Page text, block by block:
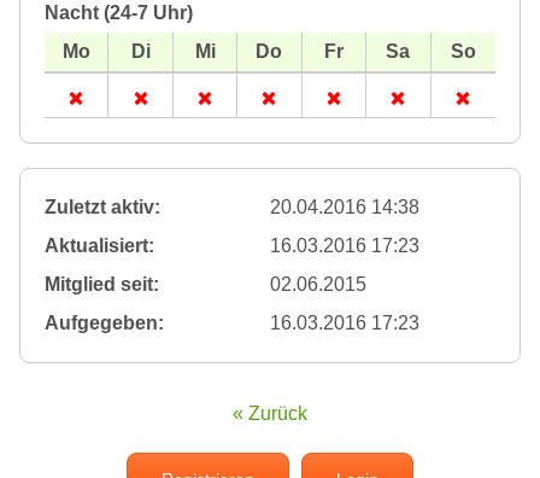
Nacht (24-7 Uhr)
Zuletzt aktiv:
20.04.2016 14:38
Aktualisiert:
16.03.2016 17:23
Mitglied seit:
02.06.2015
Aufgegeben:
16.03.2016 17:23
« Zurück